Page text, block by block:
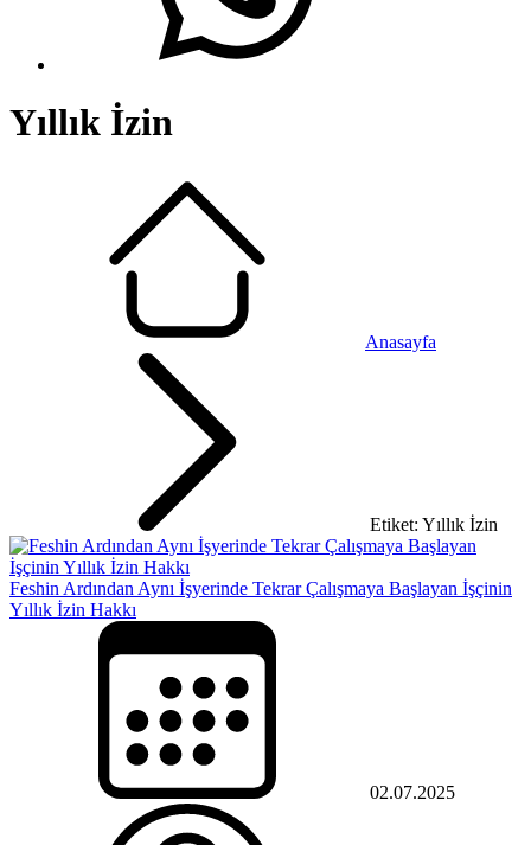
Yıllık İzin
Anasayfa
Etiket: Yıllık İzin
Feshin Ardından Aynı İşyerinde Tekrar Çalışmaya Başlayan İşçinin
Yıllık İzin Hakkı
02.07.2025